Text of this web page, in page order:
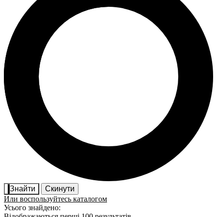
Знайти
Скинути
Или воспользуйтесь каталогом
Усього знайдено: